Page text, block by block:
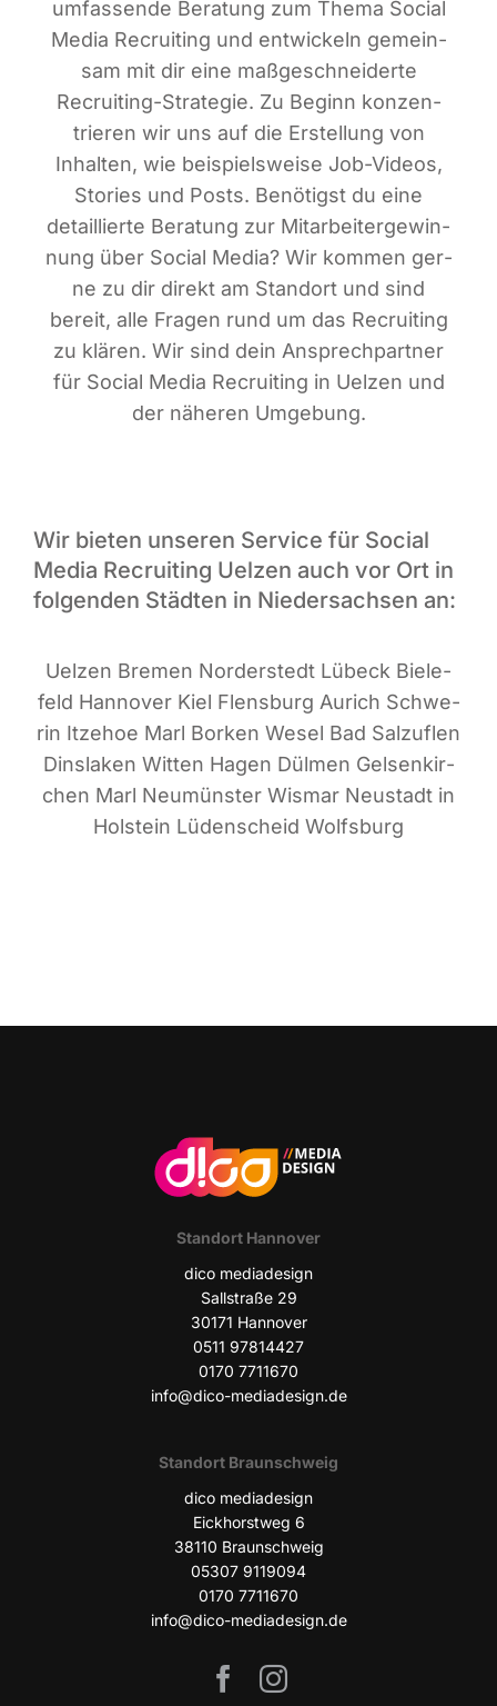
umfas­sen­de Bera­tung zum The­ma Social
Media Recrui­ting und ent­wi­ckeln gemein­
sam mit dir eine maß­ge­schnei­der­te
Recrui­ting-Stra­te­gie. Zu Beginn kon­zen­
trie­ren wir uns auf die Erstel­lung von
Inhal­ten, wie bei­spiels­wei­se Job-Vide­os,
Sto­ries und Posts. Benö­tigst du eine
detail­lier­te Bera­tung zur Mit­ar­bei­ter­ge­win­
nung über Social Media? Wir kom­men ger­
ne zu dir direkt am Stand­ort und sind
bereit, alle Fra­gen rund um das Recrui­ting
zu klä­ren. Wir sind dein Ansprech­part­ner
für Social Media Recrui­ting in Uel­zen und
der nähe­ren Umgebung.
Wir bieten unseren Service für Social
Media Recruiting Uelzen auch vor Ort in
folgenden Städten in Niedersachsen an:
Uel­zen Bre­men Nor­der­stedt Lübeck Bie­le­
feld Han­no­ver Kiel Flens­burg Aurich Schwe­
rin Itze­hoe Marl Bor­ken Wesel Bad Sal­zu­flen
Dins­la­ken Wit­ten Hagen Dül­men Gel­sen­kir­
chen Marl Neu­müns­ter Wis­mar Neu­stadt in
Hol­stein Lüden­scheid Wolfsburg
Stand­ort Hannover
dico media­de­sign
Sall­stra­ße 29
30171 Han­no­ver
0511 97814427
0170 7711670
info@dico-mediadesign.de
Stand­ort Braunschweig
dico media­de­sign
Eick­horst­weg 6
38110 Braun­schweig
05307 9119094
0170 7711670
info@dico-mediadesign.de